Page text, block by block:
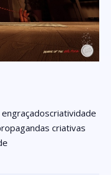
criatividade
criativas